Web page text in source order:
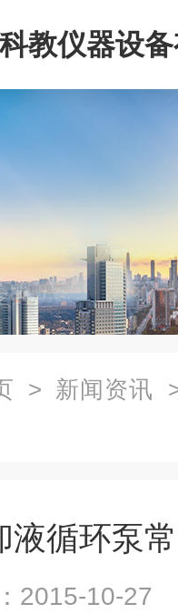
教仪器设
> 新闻资讯
液循环泵
：2015-10-